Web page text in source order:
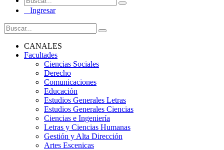
Ingresar
CANALES
Facultades
Ciencias Sociales
Derecho
Comunicaciones
Educación
Estudios Generales Letras
Estudios Generales Ciencias
Ciencias e Ingeniería
Letras y Ciencias Humanas
Gestión y Alta Dirección
Artes Escenicas